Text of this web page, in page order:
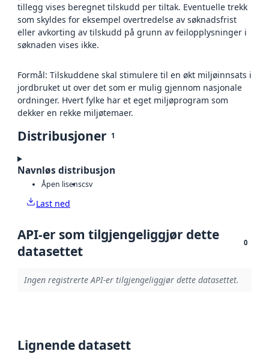
tillegg vises beregnet tilskudd per tiltak. Eventuelle trekk
som skyldes for eksempel overtredelse av søknadsfrist
eller avkorting av tilskudd på grunn av feilopplysninger i
søknaden vises ikke.
Formål: Tilskuddene skal stimulere til en økt miljøinnsats i
jordbruket ut over det som er mulig gjennom nasjonale
ordninger. Hvert fylke har et eget miljøprogram som
dekker en rekke miljøtemaer.
Distribusjoner 1
Navnløs distribusjon
Åpen lisenscsv
Last ned
API-er som tilgjengeliggjør dette
datasettet
0
Ingen registrerte API-er tilgjengeliggjør dette datasettet.
Lignende datasett